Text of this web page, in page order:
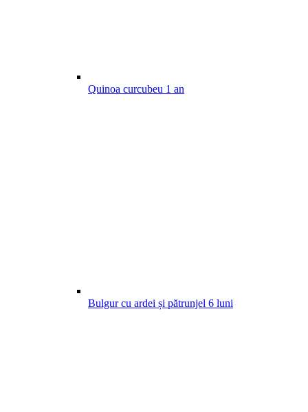
Quinoa curcubeu 1 an
Bulgur cu ardei și pătrunjel 6 luni